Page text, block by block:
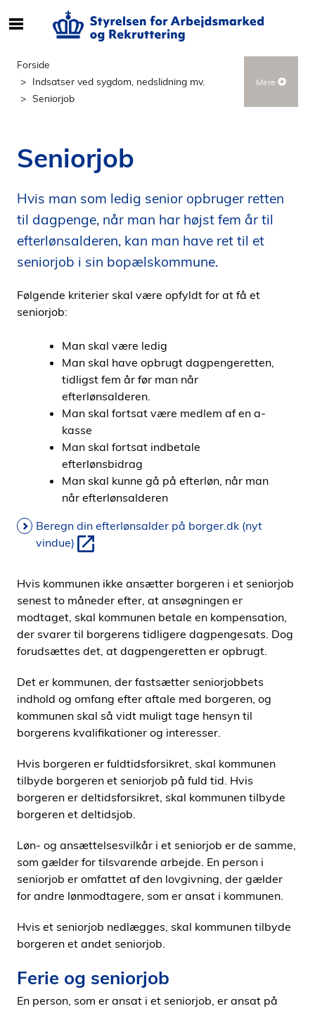
e
f
i
d
o
l
d
å
s
Forside
Indsatser ved sygdom, nedslidning mv.
Seniorjob
Mere
Seniorjob
Hvis man som ledig senior opbruger retten
til dagpenge, når man har højst fem år til
efterlønsalderen, kan man have ret til et
seniorjob i sin bopælskommune.
Følgende kriterier skal være opfyldt for at få et
seniorjob:
Man skal være ledig
Man skal have opbrugt dagpengeretten,
tidligst fem år før man når
efterlønsalderen.
Man skal fortsat være medlem af en a-
kasse
Man skal fortsat indbetale
efterlønsbidrag
Man skal kunne gå på efterløn, når man
når efterlønsalderen
Beregn din efterlønsalder på borger.dk (nyt
vindue)
Hvis kommunen ikke ansætter borgeren i et seniorjob
senest to måneder efter, at ansøgningen er
modtaget, skal kommunen betale en kompensation,
der svarer til borgerens tidligere dagpengesats. Dog
forudsættes det, at dagpengeretten er opbrugt.
Det er kommunen, der fastsætter seniorjobbets
indhold og omfang efter aftale med borgeren, og
kommunen skal så vidt muligt tage hensyn til
borgerens kvalifikationer og interesser.
Hvis borgeren er fuldtidsforsikret, skal kommunen
tilbyde borgeren et seniorjob på fuld tid. Hvis
borgeren er deltidsforsikret, skal kommunen tilbyde
borgeren et deltidsjob.
Løn- og ansættelsesvilkår i et seniorjob er de samme,
som gælder for tilsvarende arbejde. En person i
seniorjob er omfattet af den lovgivning, der gælder
for andre lønmodtagere, som er ansat i kommunen.
Hvis et seniorjob nedlægges, skal kommunen tilbyde
borgeren et andet seniorjob.
Ferie og seniorjob
En person, som er ansat i et seniorjob, er ansat på